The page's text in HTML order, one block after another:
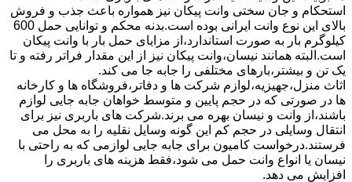
استحکام و جان سختی وانت پیکان نیز همواره باعث جذب و فروش
بالای این نوع وانت ایرانی بوده است.بدنه محکم و توانایی حمل 600
کیلوگرم بار به صورت استاندارد،از مزایای حمل بار با وانت پیکان
است.البته همانند نیسان،وانت پیکان نیز از این مقدار فراتر رفته و تا
یک تن و بیشتر،بارهای مختلفی را جابه جا می کند.
اثاث منزل،جهیزیه،لوازم شرکت ها و دفاتر،فروشگاه ها و کارخانه
ها در صورتی که در حجم پایین و متوسط خواهان جابه جایی لوازم
باشند،از وانت و نیسان بهره می برند.شرکت های باربری نیز برای
انتقال وسایلی در حجم کم این گونه وسایل نقلیه را به محل می
فرستند.درخواست کامیون برای جابه جایی لوازمی که به راحتی با
نیسان یا انواع وانت حمل می شود،فقط هزینه های باربری را
افزایش می دهد.